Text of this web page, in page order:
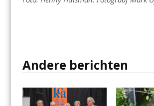
Andere berichten